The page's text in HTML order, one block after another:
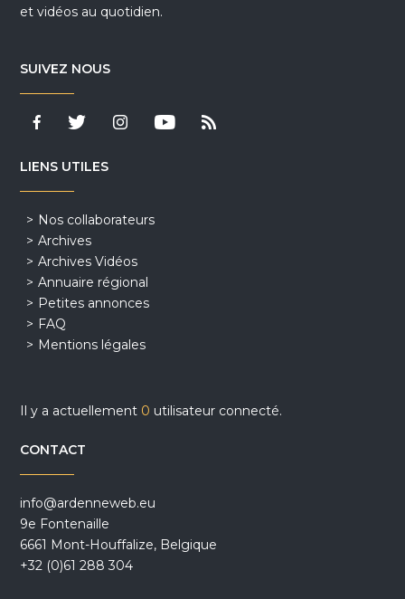
et vidéos au quotidien.
SUIVEZ NOUS
LIENS UTILES
Nos collaborateurs
Archives
Archives Vidéos
Annuaire régional
Petites annonces
FAQ
Mentions légales
Il y a actuellement 0 utilisateur connecté.
CONTACT
info@ardenneweb.eu
9e Fontenaille
6661 Mont-Houffalize, Belgique
+32 (0)61 288 304